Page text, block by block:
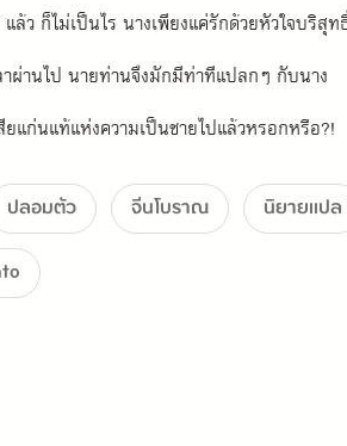
ล้ว ก็ไม่เป็นไร นางเพียงแค่รักด้วยหัวใจบริสุท
าผ่านไป นายท่านจึงมักมีท่าทีแปลกๆ กับนาง
แก่นแท้แห่งความเป็นชายไปแล้วหรอกหรือ?!
ปลอมตัว จีนโบราณ นิยายเเปล